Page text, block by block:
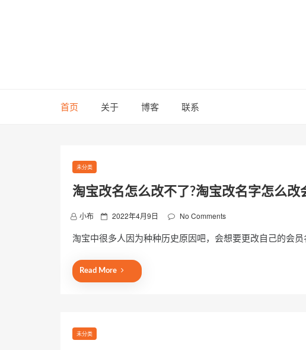
首页 关于 博客 联系
未分类
淘宝改名怎么改不了?淘宝改名字怎么改
小布
P
s
e
d
2022年4月9日 No Comments
淘宝中很多人因为种种历史原因吧，会想要更改自己的会
Read More
未分类